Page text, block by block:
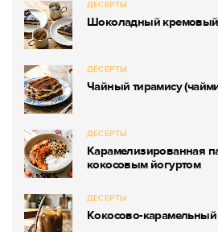
ДЕСЕРТЫ
Шоколадный
ДЕСЕРТЫ
Чайный тирамису
ДЕСЕРТЫ
Карамелизированная
кокосовым йогуртом
ДЕСЕРТЫ
Кокосово-карамельный